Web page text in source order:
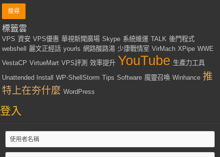
標籤雲
VPS 資安 VPS優惠 華視新聞廣場 Skype 系統維運 TALK 後門程式
webshell 麗文正經話 yourls 網路酸路湯 少康戰情室 VirMach XPipe WWE
VestaCP VirtueMart VPS評測 效率提升 YouTube 生產力工具
Unattended Install WP-ShellStorm Tips Software 魔靈召喚 Winhance 推
特上在夯什麼 WordPress
登入